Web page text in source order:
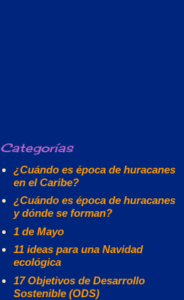
Categorías
¿Cuándo es época de huracanes
en el Caribe?
¿Cuándo es época de huracanes
y dónde se forman?
1 de Mayo
11 ideas para una Navidad
ecológica
17 Objetivos de Desarrollo
Sostenible (ODS)